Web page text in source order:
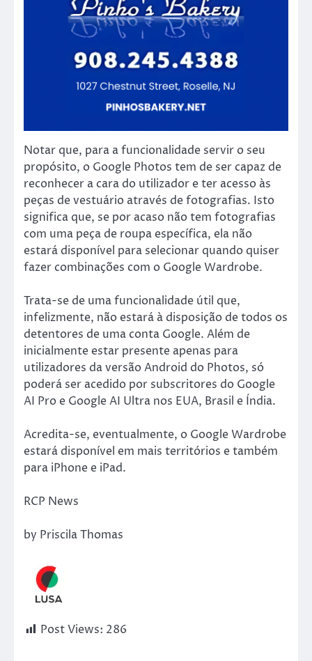
Notar que, para a funcionalidade servir o seu
propósito, o Google Photos tem de ser capaz de
reconhecer a cara do utilizador e ter acesso às
peças de vestuário através de fotografias. Isto
significa que, se por acaso não tem fotografias
com uma peça de roupa específica, ela não
estará disponível para selecionar quando quiser
fazer combinações com o Google Wardrobe.
Trata-se de uma funcionalidade útil que,
infelizmente, não estará à disposição de todos os
detentores de uma conta Google. Além de
inicialmente estar presente apenas para
utilizadores da versão Android do Photos, só
poderá ser acedido por subscritores do Google
AI Pro e Google AI Ultra nos EUA, Brasil e Índia.
Acredita-se, eventualmente, o Google Wardrobe
estará disponível em mais territórios e também
para iPhone e iPad.
RCP News
by Priscila Thomas
Post Views: 286